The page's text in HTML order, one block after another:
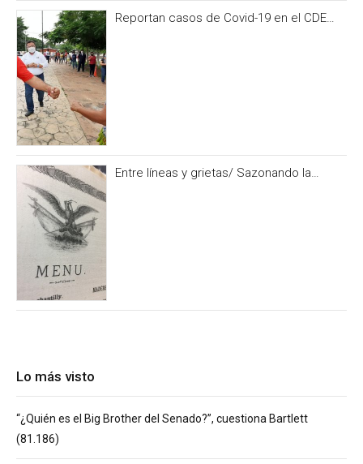
Reportan casos de Covid-19 en el CDE
Entre líneas y grietas/ Sazonando la
Lo más visto
“¿Quién es el Big Brother del Senado?”, cuestiona Bartlett
(81.186)